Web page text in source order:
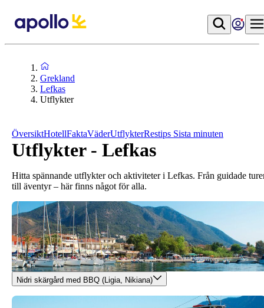
Grekland
Lefkas
Utflykter
ÖversiktHotellFaktaVäderUtflykterRestips Sista minuten
Utflykter - Lefkas
Hitta spännande utflykter och aktiviteter i Lefkas. Från guidade
till äventyr – här finns något för alla.
Nidri skärgård med BBQ (Ligia, Nikiana)